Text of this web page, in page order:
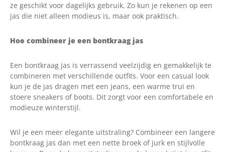
ze geschikt voor dagelijks gebruik. Zo kun je rekenen op een
jas die niet alleen modieus is, maar ook praktisch.
Hoe combineer je een bontkraag jas
Een bontkraag jas is verrassend veelzijdig en gemakkelijk te
combineren met verschillende outfits. Voor een casual look
kun je de jas dragen met een jeans, een warme trui en
stoere sneakers of boots. Dit zorgt voor een comfortabele en
modieuze winterstijl.
Wil je een meer elegante uitstraling? Combineer een langere
bontkraag jas dan met een nette broek of jurk en stijlvolle